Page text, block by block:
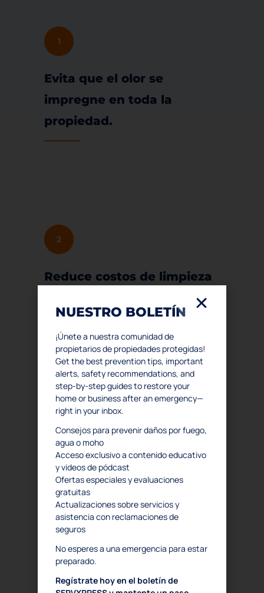
1
Evita que el olor se
impregne en toda la
propiedad.
2
Reduce costos de limpieza
3
Protege la salud de su
familia o empleados.
NUESTRO BOLETÍN
¡Únete a nuestra comunidad de
propietarios de propiedades protegidas!
Get the best prevention tips, important
alerts, safety recommendations, and
step-by-step guides to restore your
home or business after an emergency—
right in your inbox.
Consejos para prevenir daños por fuego,
agua o moho
Acceso exclusivo a contenido educativo
y videos de pódcast
Ofertas especiales y evaluaciones
gratuitas
Actualizaciones sobre servicios y
asistencia con reclamaciones de
seguros
No esperes a una emergencia para estar
preparado.
Regístrate hoy en el boletín de